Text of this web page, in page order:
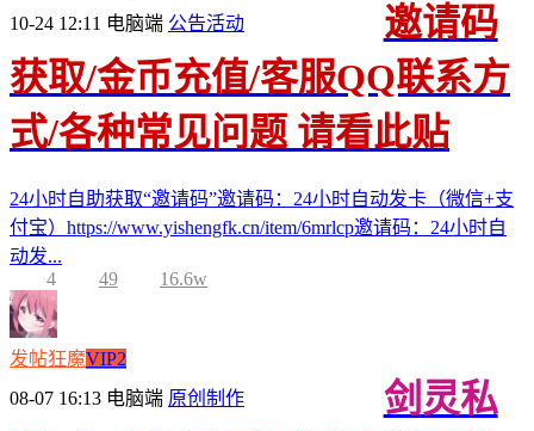
10-24 12:11 电脑端 公告活动
邀请码
获取/金币充值/客服QQ联系方
式/各种常见问题 请看此贴
24小时自助获取“邀请码”邀请码：24小时自动发卡（微信+支
付宝）https://www.yishengfk.cn/item/6mrlcp邀请码：24小时自
动发...
4
49 16.6w
发帖狂魔VIP2
08-07 16:13 电脑端 原创制作
剑灵私